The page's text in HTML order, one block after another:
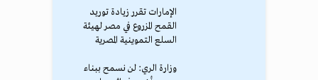
الإمارات تقرر زيادة توريد
القمح المزروع في مصر لهيئة
السلع التموينية المصرية
وزارة الري: لن نسمح ببناء